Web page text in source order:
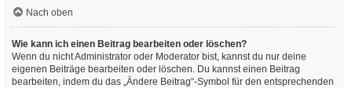
Nach oben
Wie kann ich einen Beitrag bearbeiten oder löschen?
Wenn du nicht Administrator oder Moderator bist, kannst du nur deine
eigenen Beiträge bearbeiten oder löschen. Du kannst einen Beitrag
bearbeiten, indem du das „Ändere Beitrag“-Symbol für den entsprechenden